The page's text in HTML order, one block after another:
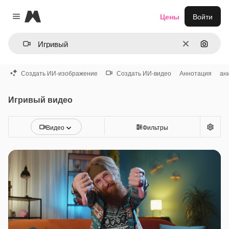
Close menu
Magnific
ОчиститьПоиск
Цены Войти
Создать ИИ-изображение Создать ИИ-видео Аннотация
Игривый видео
Видео Фильтры